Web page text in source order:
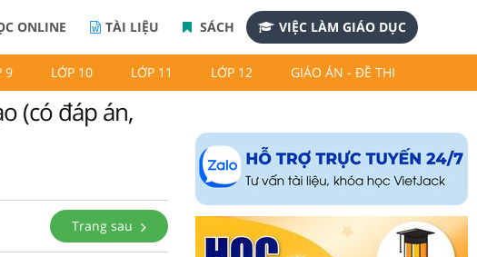
ONLINE TÀI LIỆU SÁCH VIỆC LÀM GIÁO DỤC
9 LỚP 10 LỚP 11 LỚP 12 GIÁO ÁN - ĐỀ THI
(có đáp án,
Trang sau